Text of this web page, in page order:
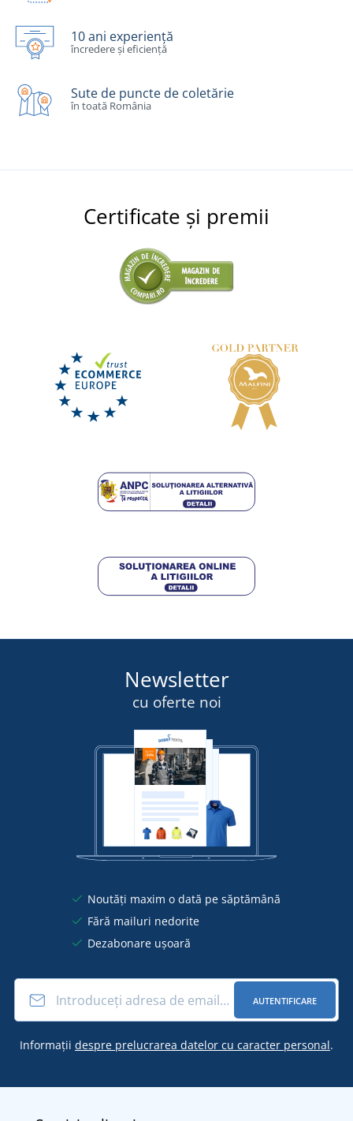
10 ani experiență
încredere și eficiență
Sute de puncte de coletărie
în toată România
Certificate și premii
Newsletter
cu oferte noi
Noutăți maxim o dată pe săptămână
Fără mailuri nedorite
Dezabonare ușoară
AUTENTIFICARE
Informații despre prelucrarea datelor cu caracter personal.